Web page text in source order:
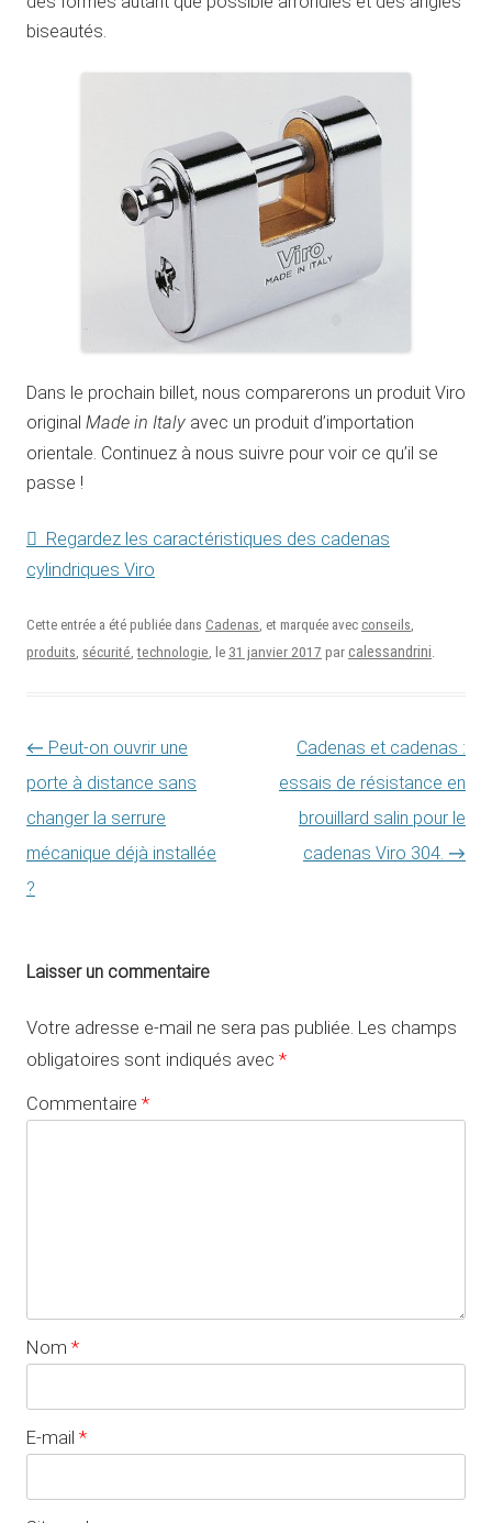
biseautés.
Dans le prochain billet, nous comparerons un produit Viro
original Made in Italy avec un produit d’importation
orientale. Continuez à nous suivre pour voir ce qu’il se
passe !
Regardez les caractéristiques des cadenas
cylindriques Viro
Cette entrée a été publiée dans Cadenas, et marquée avec conseils,
produits, sécurité,technologie, le 31 janvier 2017 par calessandrini.
Navigation des articles
← Peut-on ouvrir une
porte à distance sans
changer la serrure
mécanique déjà installée
?
Cadenas et cadenas :
essais de résistance en
brouillard salin pour le
cadenas Viro 304. →
Laisser un commentaire
Votre adresse e-mail ne sera pas publiée. Les champs
obligatoires sont indiqués avec *
Commentaire *
Nom *
E-mail *